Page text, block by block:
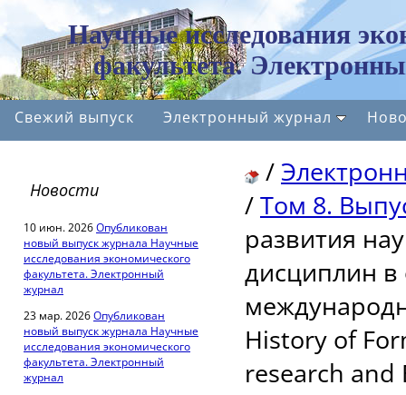
Научные исследования
факультета.
Свежий выпуск Электронный журнал
Новости
10 июн. 2026Опубликован
новый выпуск журнала Научные
исследования экономического
факультета. Электронный
журнал
23 мар. 2026Опубликован
новый выпуск журнала Научные
исследования экономического
факультета. Электронный
журнал
/
/Том 8.
развития
дисциплин
History of
research